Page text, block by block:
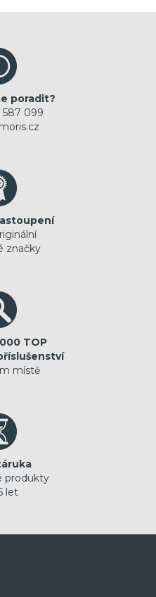
poradit?
587 099
značky
TOP
místě
produkty
let